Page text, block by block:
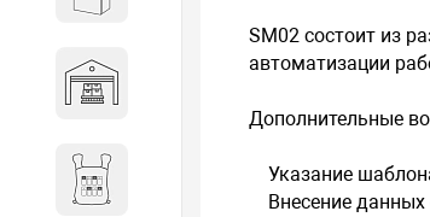
Снаряжение и экипировка
SM02 состоит из
автоматизации
Дополнительные
Указание
Внесение данных